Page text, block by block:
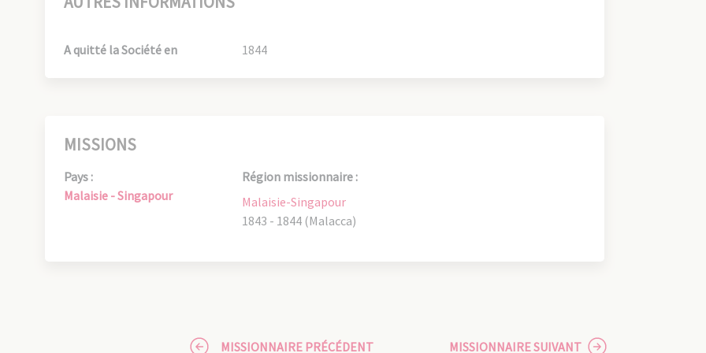
A quitté la Société en 1844
MISSIONS
Pays :
Malaisie - Singapour
Région missionnaire :
Malaisie-Singapour
1843 - 1844 (Malacca)
MISSIONNAIRE PRÉCÉDENT MISSIONNAIRE SUIVANT